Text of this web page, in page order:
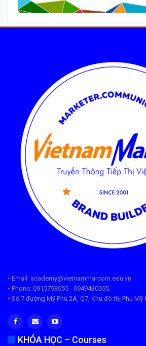
• Email: academy@vietnammarcom.edu.vn
• Phone: 0915793055 - 0949430055
• Số 7 đường Mỹ Phú 2A, Q7, Khu đô thị Phú Mỹ
KHÓA HỌC – Courses